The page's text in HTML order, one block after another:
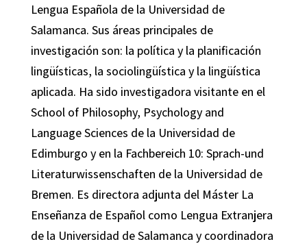
Lengua Española de la Universidad de
Salamanca. Sus áreas principales de
investigación son: la política y la planificación
lingüísticas, la sociolingüística y la lingüística
aplicada. Ha sido investigadora visitante en el
School of Philosophy, Psychology and
Language Sciences de la Universidad de
Edimburgo y en la Fachbereich 10: Sprach-und
Literaturwissenschaften de la Universidad de
Bremen. Es directora adjunta del Máster La
Enseñanza de Español como Lengua Extranjera
de la Universidad de Salamanca y coordinadora